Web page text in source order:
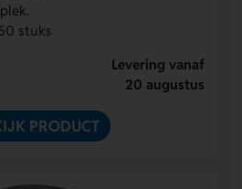
stuks
Levering vanaf
20 augustus
PRODUCT